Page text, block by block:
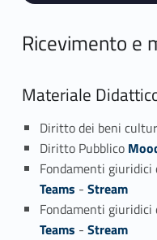
Ricevimento e
Materiale
Diritto dei beni
Diritto Pubblico
Fondamenti
Teams - Stream
Fondamenti
Teams - Stream